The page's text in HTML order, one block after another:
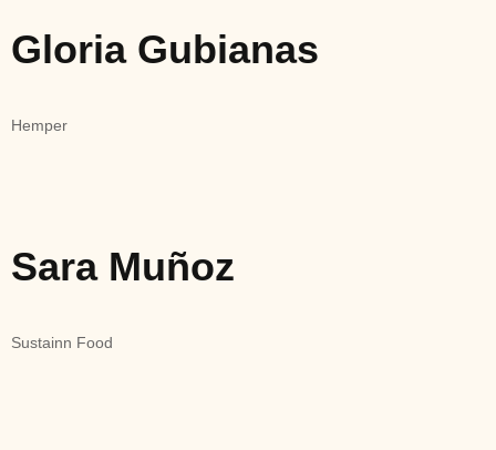
Gloria Gubianas
Hemper
Sara Muñoz
Sustainn Food